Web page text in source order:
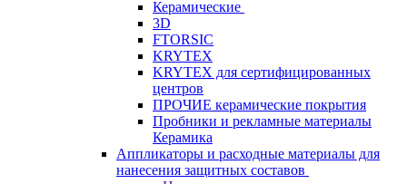
Керамические
3D
FTORSIC
KRYTEX
KRYTEX для сертифицированных
центров
ПРОЧИЕ керамические покрытия
Пробники и рекламные материалы
Керамика
Аппликаторы и расходные материалы для
нанесения защитных составов